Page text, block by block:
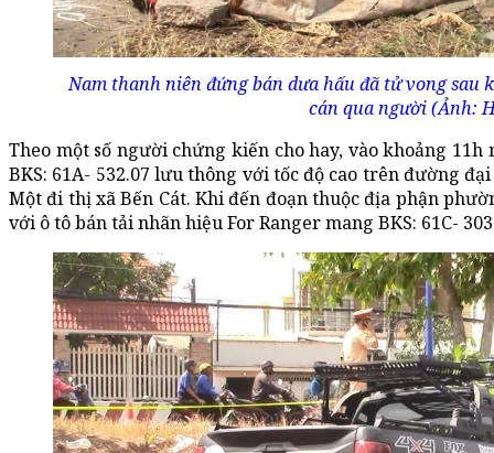
Nam thanh niên đứng bán dưa hấu đã tử vong sau
cán qua người (Ảnh:
Theo một số người chứng kiến cho hay, vào khoảng
BKS: 61A- 532.07 lưu thông với tốc độ cao trên đường
Một đi thị xã Bến Cát. Khi đến đoạn thuộc địa phận
với ô tô bán tải nhãn hiệu For Ranger mang BKS: 61C-